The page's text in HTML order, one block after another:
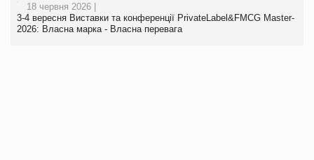
18 червня 2026 |
3-4 вересня Виставки та конференції PrivateLabel&FMCG Master-
2026: Власна марка - Власна перевага